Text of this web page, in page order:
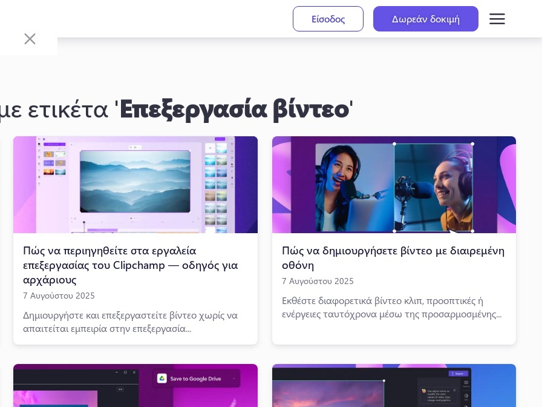
Είσοδος Δωρεάν δοκιμή
ετικέτα 'Επεξεργασία βίντεο'
Πώς να περιηγηθείτε στα εργαλεία
επεξεργασίας του Clipchamp — οδηγός για
αρχάριους
7 Αυγούστου 2025
Δημιουργήστε και επεξεργαστείτε βίντεο χωρίς να
απαιτείται εμπειρία στην επεξεργασία...
Πώς να δημιουργήσετε βίντεο με διαιρεμένη
οθόνη
7 Αυγούστου 2025
Εκθέστε διαφορετικά βίντεο κλιπ, προοπτικές ή
ενέργειες ταυτόχρονα μέσω της προσαρμοσμένης...